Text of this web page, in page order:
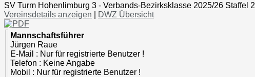
SV Turm Hohenlimburg 3 - Verbands-Bezirksklasse 2025/26 Staffel 2
Vereinsdetails anzeigen
DWZ Übersicht
Mannschaftsführer
Jürgen Raue
E-Mail : Nur für registrierte Benutzer !
Telefon : Keine Angabe
Mobil : Nur für registrierte Benutzer !